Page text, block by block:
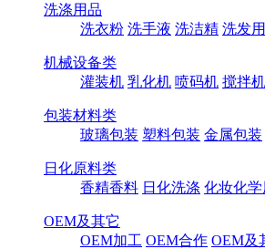
洗涤用品
洗衣粉 洗手液 洗洁精 洗发
机械设备类
灌装机 乳化机 喷码机 搅拌机
包装材料类
玻璃包装 塑料包装 金属包装
日化原料类
香精香料 日化洗涤 化妆化学
OEM及其它
OEM加工 OEM合作 OEM及